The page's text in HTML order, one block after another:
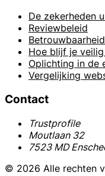
De zekerheden
Reviewbeleid
Hoe blijf je
Oplichting in de
Vergelijking
Contact
Trustprofile
Moutlaan 32
7523 MD
© 2026 Alle rechten